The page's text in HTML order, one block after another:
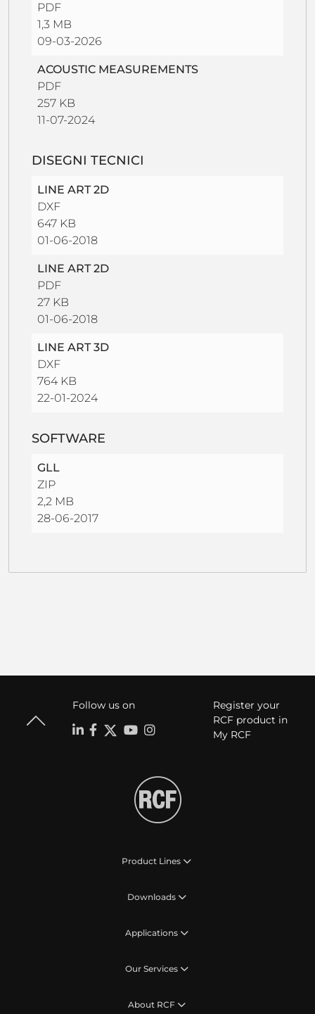
PDF
1,3 MB
09-03-2026
ACOUSTIC MEASUREMENTS
PDF
257 KB
11-07-2024
DISEGNI TECNICI
LINE ART 2D
DXF
647 KB
01-06-2018
LINE ART 2D
PDF
27 KB
01-06-2018
LINE ART 3D
DXF
764 KB
22-01-2024
SOFTWARE
GLL
ZIP
2,2 MB
28-06-2017
Follow us on
Register your
RCF product in
My RCF
Product Lines
Downloads
Applications
Our Services
About RCF